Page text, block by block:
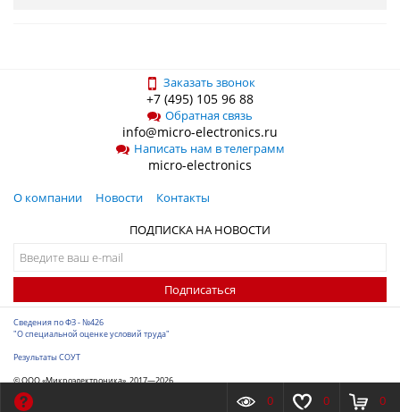
Заказать звонок
+7 (495) 105 96 88
Обратная связь
info@micro-electronics.ru
Написать нам в телеграмм
micro-electronics
О компании Новости
Контакты
ПОДПИСКА НА НОВОСТИ
Подписаться
Сведения по ФЗ - №426
"О специальной оценке условий труда"
Результаты СОУТ
© ООО «Микроэлектроника», 2017—2026
Разработка сайта
0 0 0